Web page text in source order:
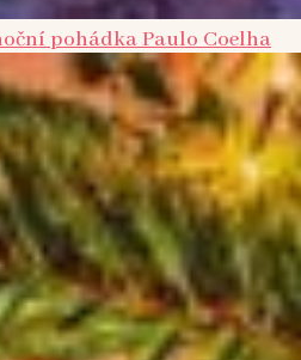
pohádka Paulo Coelha